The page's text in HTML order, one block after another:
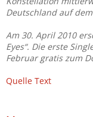
Deutschland auf
Am 30. April 2010
Eyes“. Die erste
Februar gratis zum
Quelle Text